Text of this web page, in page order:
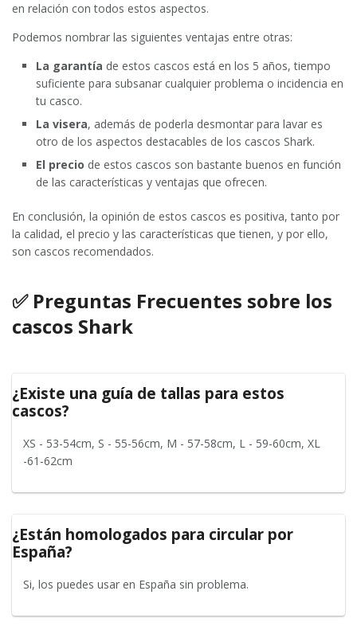
en relación con todos estos aspectos.
Podemos nombrar las siguientes ventajas entre otras:
La garantía de estos cascos está en los 5 años, tiempo
suficiente para subsanar cualquier problema o incidencia en
tu casco.
La visera, además de poderla desmontar para lavar es
otro de los aspectos destacables de los cascos Shark.
El precio de estos cascos son bastante buenos en función
de las características y ventajas que ofrecen.
En conclusión, la opinión de estos cascos es positiva, tanto por
la calidad, el precio y las características que tienen, y por ello,
son cascos recomendados.
✅ Preguntas Frecuentes sobre los
cascos Shark
¿Existe una guía de tallas para estos
cascos?
XS - 53-54cm, S - 55-56cm, M - 57-58cm, L - 59-60cm, XL
-61-62cm
¿Están homologados para circular por
España?
Si, los puedes usar en España sin problema.